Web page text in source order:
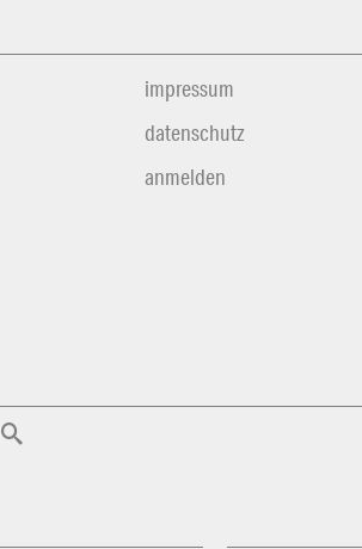
impressum
datenschutz
anmelden